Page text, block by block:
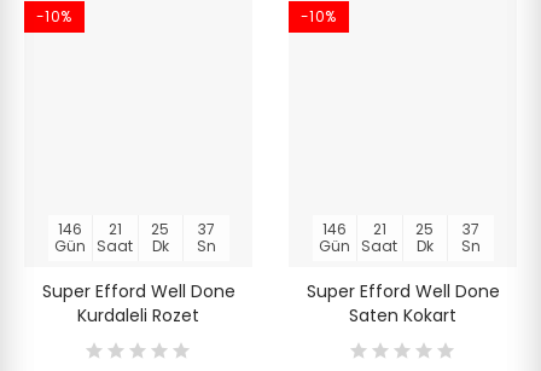
-10%
146
Gün
21
Saat
25
Dk
36
Sn
Super Efford Well Done
Kurdaleli Rozet
-10%
146
Gün
21
Saat
25
Dk
36
Sn
Super Efford Well Done
Saten Kokart